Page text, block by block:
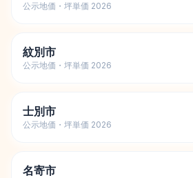
公示地価・坪単価 2026
紋別市
公示地価・坪単価 2026
士別市
公示地価・坪単価 2026
名寄市